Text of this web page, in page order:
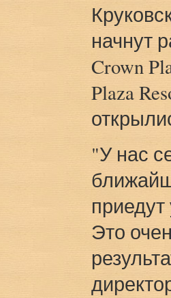
начнут
Crown
Plaza
"У нас
Это